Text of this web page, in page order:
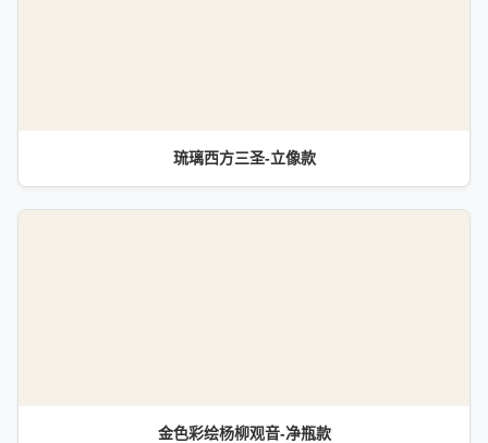
琉璃西方三圣-立像款
金色彩绘杨柳观音-净瓶款